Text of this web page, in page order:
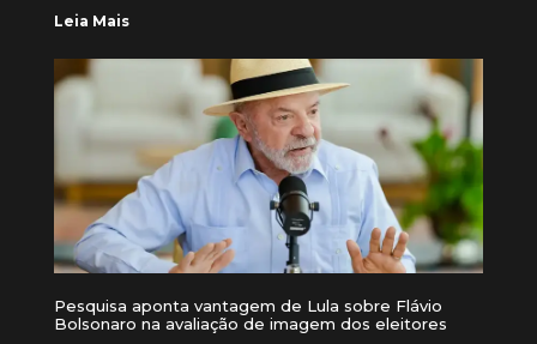
Leia Mais
Pesquisa aponta vantagem de Lula sobre Flávio
Bolsonaro na avaliação de imagem dos eleitores